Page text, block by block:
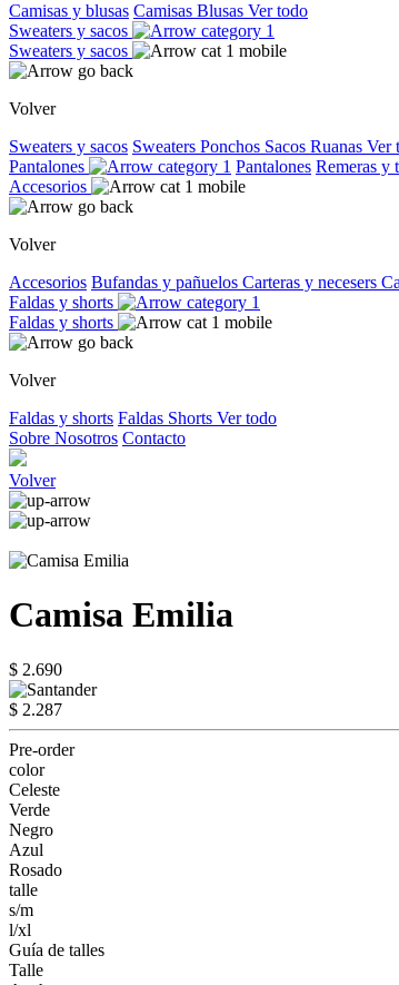
Camisas y blusas Camisas Blusas Ver todo
Sweaters y sacos
Sweaters y sacos
Volver
Sweaters y sacos Sweaters Ponchos Sacos Ruanas Ver
Pantalones
Pantalones Remeras y
Accesorios
Volver
Accesorios Bufandas y pañuelos Carteras y necesers
Faldas y shorts
Faldas y shorts
Volver
Faldas y shorts Faldas Shorts Ver todo
Sobre Nosotros Contacto
Volver
Camisa Emilia
$ 2.690
$ 2.287
Pre-order
color
Celeste
Verde
Negro
Azul
Rosado
talle
s/m
l/xl
Guía de talles
Talle